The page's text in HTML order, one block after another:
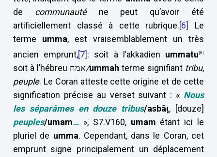
de communauténe peut qu’avoir été
artificiellement classé à cette rubrique.[6]
Le
terme umma, est vraisemblablement un très
ancien emprunt,[7]: soit à l’akkadien ummatu [8]
soit à l’hébreu אמח/ummah terme signifiant tribu,
peuple. Le Coran atteste cette origine et de cette
signification précise au verset suivant : « Nous
les séparâmes en douze tribus/asbâṭ, [douze]
peuples/umam…», S7.V160, umam étant ici le
pluriel de umma. Cependant, dans le Coran, cet
emprunt signe principalement un déplacement